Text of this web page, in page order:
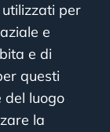
per
e
e di
questi
del luogo
la